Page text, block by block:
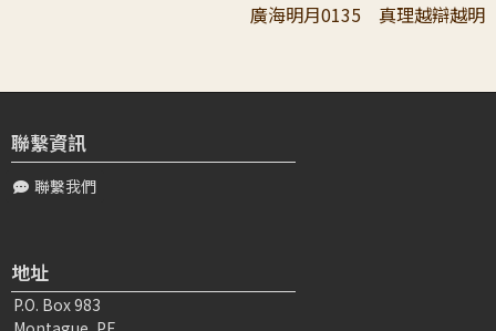
廣海明月0135 真理越辯越明
聯繫資訊
聯繫我們
地址
P.O. Box 983